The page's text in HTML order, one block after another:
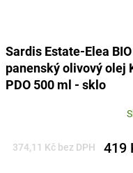
Sardis Estate-Elea
panenský olivový olej
PDO 500 ml - sklo
produktu
374,11 Kč bez DPH 419